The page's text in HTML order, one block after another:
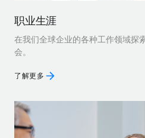
职业生涯
在我们全球企业的各种工作领域探
会。
了解更多